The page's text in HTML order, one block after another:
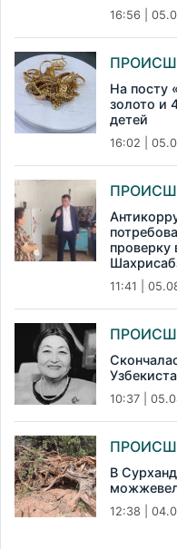
16:56 |
На посту
золото и
детей
16:02 |
проверку
11:41 |
10:37 |
В
12:38 |